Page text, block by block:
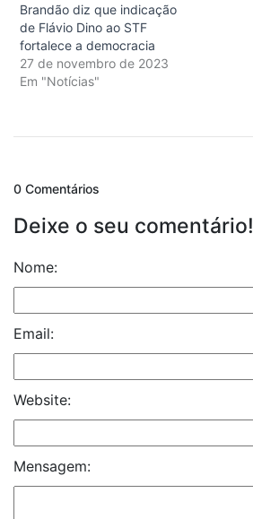
Brandão diz que indicação
de Flávio Dino ao STF
fortalece a democracia
27 de novembro de 2023
Em "Notícias"
0 Comentários
Deixe o seu comentário!
Nome:
Email:
Website:
Mensagem: